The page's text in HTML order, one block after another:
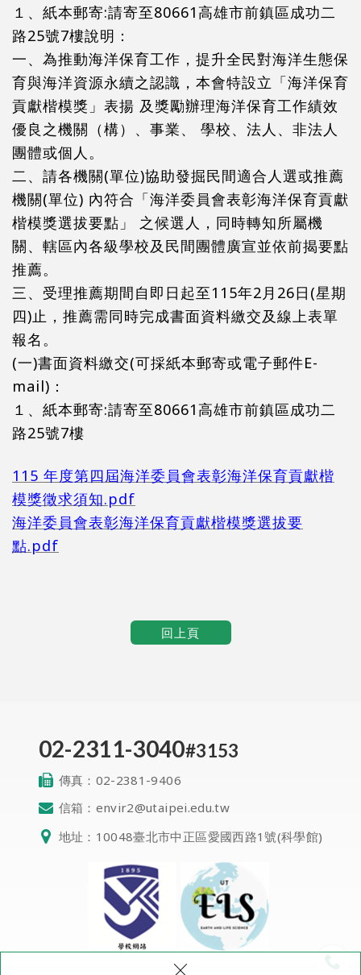
１、紙本郵寄:請寄至80661高雄市前鎮區成功二
路25號7樓說明：
一、為推動海洋保育工作，提升全民對海洋生態保
育與海洋資源永續之認識，本會特設立「海洋保育
貢獻楷模獎」表揚 及獎勵辦理海洋保育工作績效
優良之機關（構）、事業、 學校、法人、非法人
團體或個人。
二、請各機關(單位)協助發掘民間適合人選或推薦
機關(單位) 內符合「海洋委員會表彰海洋保育貢獻
楷模獎選拔要點」 之候選人，同時轉知所屬機
關、轄區內各級學校及民間團體廣宣並依前揭要點
推薦。
三、受理推薦期間自即日起至115年2月26日(星期
四)止，推薦需同時完成書面資料繳交及線上表單
報名。
(一)書面資料繳交(可採紙本郵寄或電子郵件E-
mail)：
１、紙本郵寄:請寄至80661高雄市前鎮區成功二
路25號7樓
115 年度第四屆海洋委員會表彰海洋保育貢獻楷
模獎徵求須知.pdf
海洋委員會表彰海洋保育貢獻楷模獎選拔要
點.pdf
回上頁
02-2311-3040#3153
傳真： 02-2381-9406
信箱： envir2@utaipei.edu.tw
地址： 10048臺北市中正區愛國西路1號(科學館)